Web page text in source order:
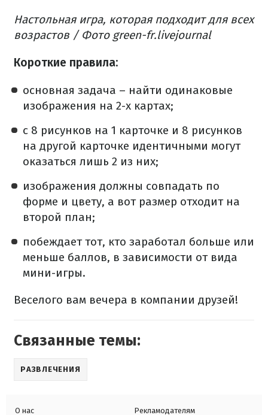
Настольная игра, которая подходит для всех
возрастов / Фото green-fr.livejournal
Короткие правила:
основная задача – найти одинаковые
изображения на 2-х картах;
с 8 рисунков на 1 карточке и 8 рисунков
на другой карточке идентичными могут
оказаться лишь 2 из них;
изображения должны совпадать по
форме и цвету, а вот размер отходит на
второй план;
побеждает тот, кто заработал больше или
меньше баллов, в зависимости от вида
мини-игры.
Веселого вам вечера в компании друзей!
Связанные темы:
РАЗВЛЕЧЕНИЯ
О нас
Рекламодателям